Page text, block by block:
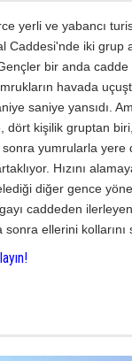
yerli ve yabancı
Caddesi'nde iki grup
bir anda
havada
saniye yansıdı.
dört kişilik gruptan
sonra yumrularla
Hızını
diğer gence
caddeden
ellerini